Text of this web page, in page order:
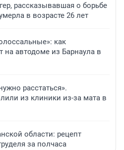
рассказывавшая о борьбе
в возрасте 26 лет
как
на автодоме из Барнаула в
расстаться».
из клиники из-за мата в
области: рецепт
за полчаса